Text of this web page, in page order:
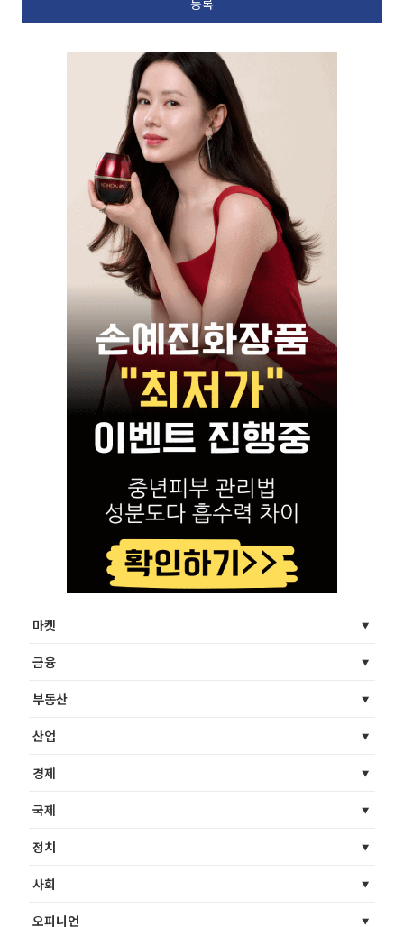
마켓
금융
부동산
산업
경제
국제
정치
사회
오피니언